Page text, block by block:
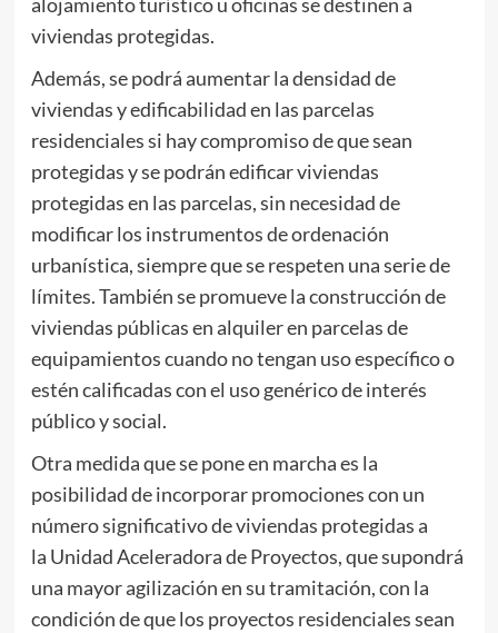
alojamiento turístico u oficinas se destinen a
viviendas protegidas.
Además, se podrá aumentar la densidad de
viviendas y edificabilidad en las parcelas
residenciales si hay compromiso de que sean
protegidas y se podrán edificar viviendas
protegidas en las parcelas, sin necesidad de
modificar los instrumentos de ordenación
urbanística, siempre que se respeten una serie de
límites. También se promueve la construcción de
viviendas públicas en alquiler en parcelas de
equipamientos cuando no tengan uso específico o
estén calificadas con el uso genérico de interés
público y social.
Otra medida que se pone en marcha es la
posibilidad de incorporar promociones con un
número significativo de viviendas protegidas a
la Unidad Aceleradora de Proyectos, que supondrá
una mayor agilización en su tramitación, con la
condición de que los proyectos residenciales sean